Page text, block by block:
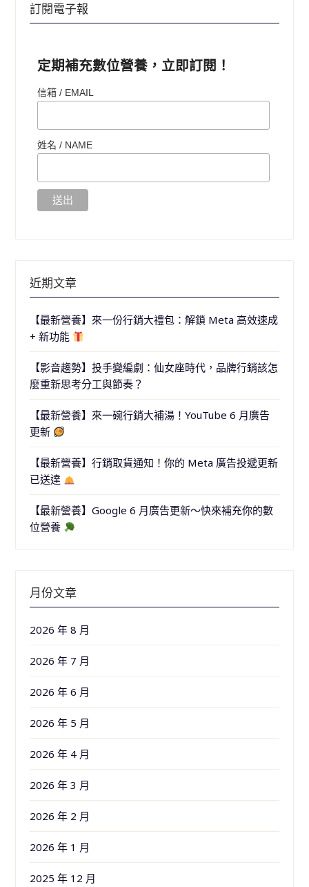
訂閱電子報
定期補充數位營養，立即訂閱！
信箱 / EMAIL
姓名 / NAME
近期文章
【最新營養】來一份行銷大禮包：解鎖 Meta 高效速成
+ 新功能
【影音趨勢】投手變編劇：仙女座時代，品牌行銷該怎
麼重新思考分工與節奏？
【最新營養】來一碗行銷大補湯！YouTube 6 月廣告
更新
【最新營養】行銷取貨通知！你的 Meta 廣告投遞更新
已送達
【最新營養】Google 6 月廣告更新～快來補充你的數
位營養
月份文章
2026 年 8 月
2026 年 7 月
2026 年 6 月
2026 年 5 月
2026 年 4 月
2026 年 3 月
2026 年 2 月
2026 年 1 月
2025 年 12 月